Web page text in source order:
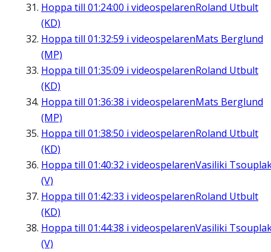
Hoppa till 01:24:00 i videospelarenRoland Utbult
(KD)
Hoppa till 01:32:59 i videospelarenMats Berglund
(MP)
Hoppa till 01:35:09 i videospelarenRoland Utbult
(KD)
Hoppa till 01:36:38 i videospelarenMats Berglund
(MP)
Hoppa till 01:38:50 i videospelarenRoland Utbult
(KD)
Hoppa till 01:40:32 i videospelarenVasiliki
(V)
Hoppa till 01:42:33 i videospelarenRoland Utbult
(KD)
Hoppa till 01:44:38 i videospelarenVasiliki
(V)